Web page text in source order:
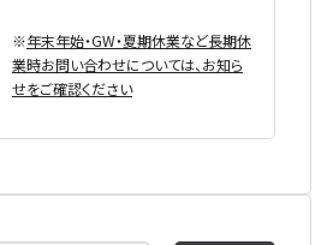
※年末年始・GW・夏期休業など⻑期休
業時お問い合わせについては、お知ら
せをご確認ください